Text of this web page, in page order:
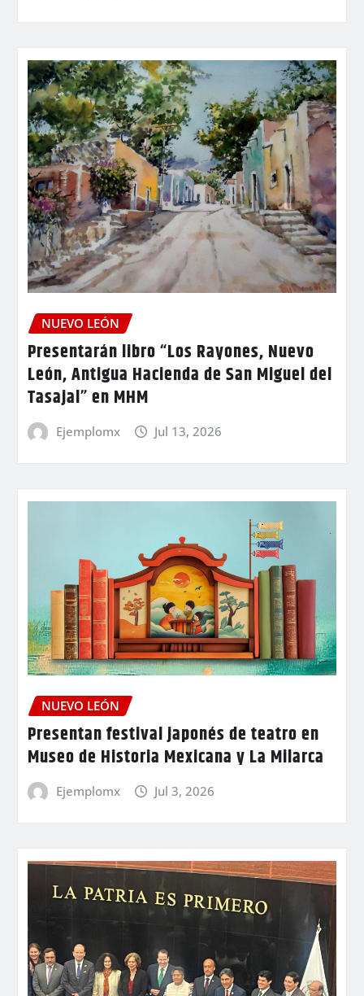
NUEVO LEÓN
Presentarán libro “Los Rayones, Nuevo
León, Antigua Hacienda de San Miguel del
Tasajal” en MHM
Ejemplomx Jul 13, 2026
NUEVO LEÓN
Presentan festival japonés de teatro en
Museo de Historia Mexicana y La Milarca
Ejemplomx Jul 3, 2026